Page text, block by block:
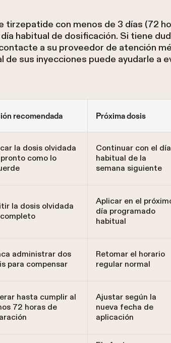
con menos de 3 días (72
habitual de dosificación. Si tiene
a su proveedor de atención
sus inyecciones puede ayudarle a
recomendada Próxima dosis
la dosis olvidada
como lo
Continuar con el día
habitual de la
semana siguiente
la dosis olvidada
Aplicar en el
día programado
habitual
administrar dos
para compensar
Retomar el horario
regular normal
hasta cumplir al
72 horas de
Ajustar según la
nueva fecha de
aplicación